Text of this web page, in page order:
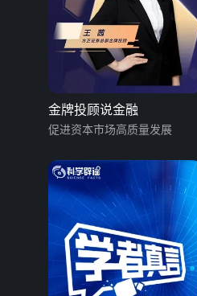
金牌投顾说金融
促进资本市场高质量发展